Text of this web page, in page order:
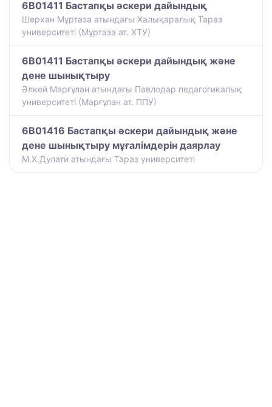
6B01411 Бастапқы әскери дайындық
Шерхан Мұртаза атындағы Халықаралық Тараз
университеті (Мұртаза ат. ХТУ)
6B01411 Бастапқы әскери дайындық және
дене шынықтыру
Әлкей Марғұлан атындағы Павлодар педагогикалық
университеті (Марғұлан ат. ППУ)
6B01416 Бастапқы әскери дайындық және
дене шынықтыру мұғалімдерін даярлау
М.Х.Дулати атындағы Тараз университеті